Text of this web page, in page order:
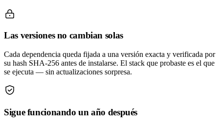
Las versiones no cambian solas
Cada dependencia queda fijada a una versión exacta y verificada por
su hash SHA-256 antes de instalarse. El stack que probaste es el que
se ejecuta — sin actualizaciones sorpresa.
Sigue funcionando un año después